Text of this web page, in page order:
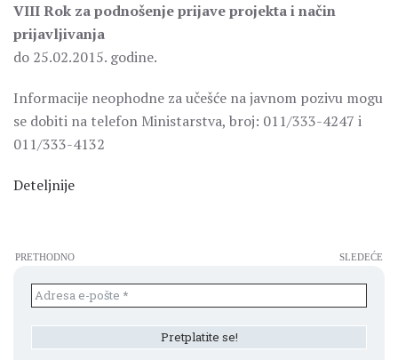
VIII Rok za podnošenje prijave projekta i način
prijavljivanja
do 25.02.2015. godine.
Informacije neophodne za učešće na javnom pozivu mogu
se dobiti na telefon Ministarstva, broj: 011/333-4247 i
011/333-4132
Deteljnije
PRETHODNO SLEDEĆE